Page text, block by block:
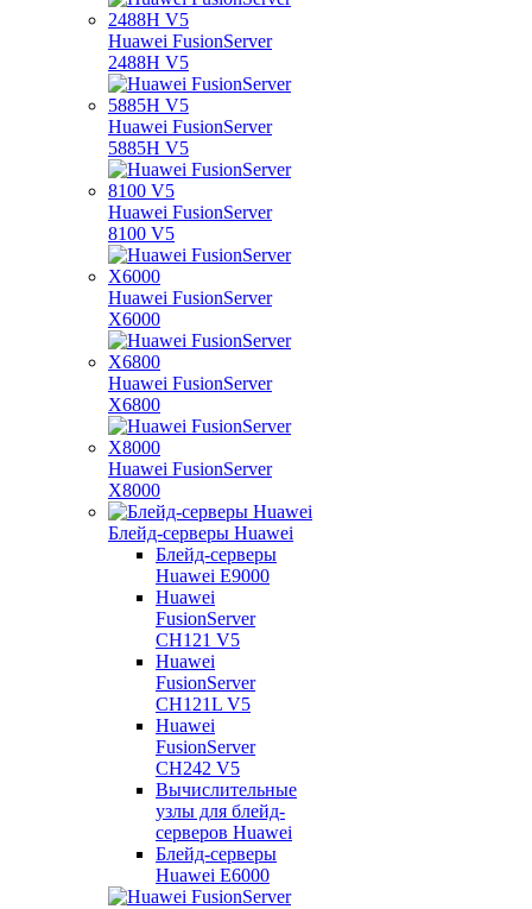
Huawei FusionServer
2488H V5
Huawei FusionServer
5885H V5
Huawei FusionServer
8100 V5
Huawei FusionServer
X6000
Huawei FusionServer
X6800
Huawei FusionServer
X8000
Блейд-серверы Huawei
Блейд-серверы
Huawei E9000
Huawei
FusionServer
CH121 V5
Huawei
FusionServer
CH121L V5
Huawei
FusionServer
CH242 V5
Вычислительные
узлы для блейд-
серверов Huawei
Блейд-серверы
Huawei E6000